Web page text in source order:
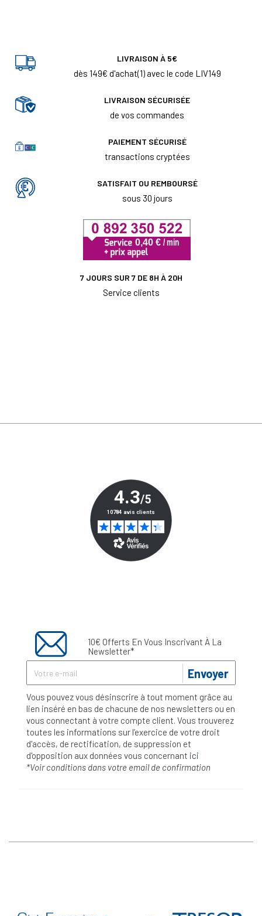
LIVRAISON À 5€
dès 149€ d'achat(1) avec le code LIV149
LIVRAISON SÉCURISÉE
de vos commandes
PAIEMENT SÉCURISÉ
transactions cryptées
SATISFAIT OU REMBOURSÉ
sous 30 jours
7 JOURS SUR 7 DE 8H À 20H
Service clients
10€ Offerts En Vous Inscrivant À La
Newsletter*
Envoyer
Vous pouvez vous désinscrire à tout moment grâce au
lien inséré en bas de chacune de nos newsletters ou en
vous connectant à votre compte client. Vous trouverez
toutes les informations sur l’exercice de votre droit
d'accès, de rectification, de suppression et
d'opposition aux données vous concernant ici
*Voir conditions dans votre email de confirmation